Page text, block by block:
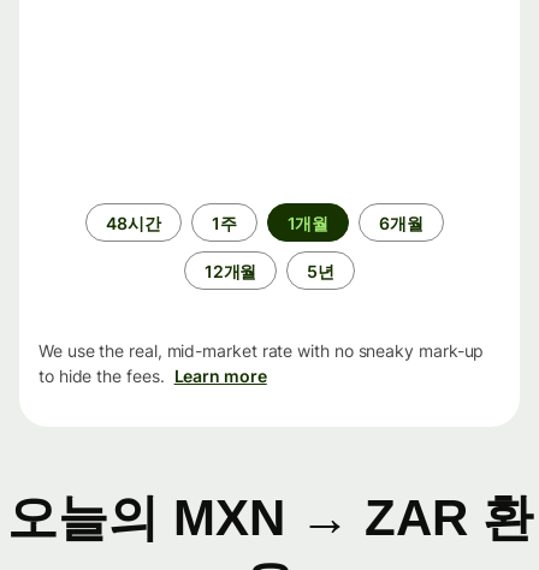
48시간 1주 1개월 6개월
12개월 5년
We use the real, mid-market rate with no sneaky mark-up
to hide the fees. Learn more
오늘의 MXN → ZAR 환